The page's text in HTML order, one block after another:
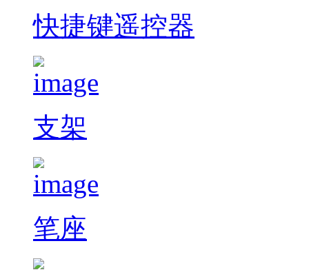
快捷键遥控器
支架
笔座